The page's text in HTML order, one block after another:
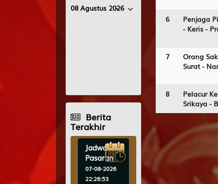
08 Agustus 2026
OREGON09
0198
Berita
Terakhir
Jadwal
Pasaran
07-08-2026
22:26:53
6
Penjaga
- Keris -
7
Orang
Surat -
8
Pelacur
Srikaya -
Istri Sejati
Peti
Arjuna